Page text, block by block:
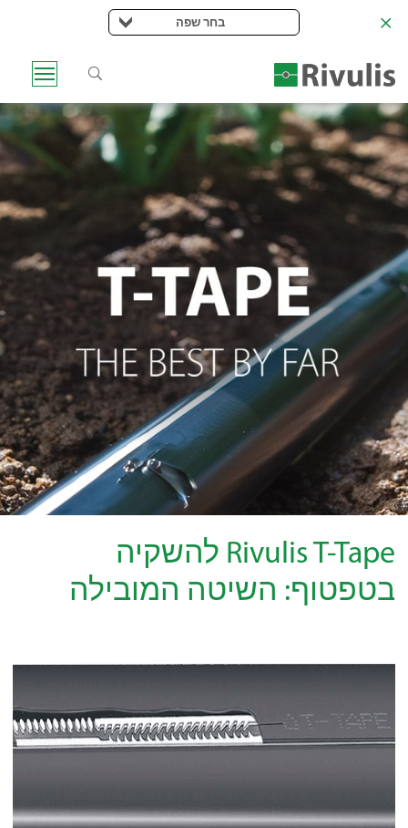
בחר שפה
Rivulis T-Tape להשקיה
בטפטוף: השיטה המובילה